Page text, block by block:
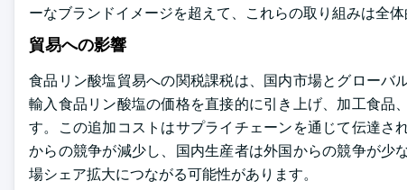
ーなブランドイメージを超えて、これらの取り組みは全
貿易への影響
食品リン酸塩貿易への関税課税は、国内市場とグローバ
輸入食品リン酸塩の価格を直接的に引き上げ、加工食品
す。この追加コストはサプライチェーンを通じて伝達
からの競争が減少し、国内生産者は外国からの競争が
場シェア拡大につながる可能性があります。